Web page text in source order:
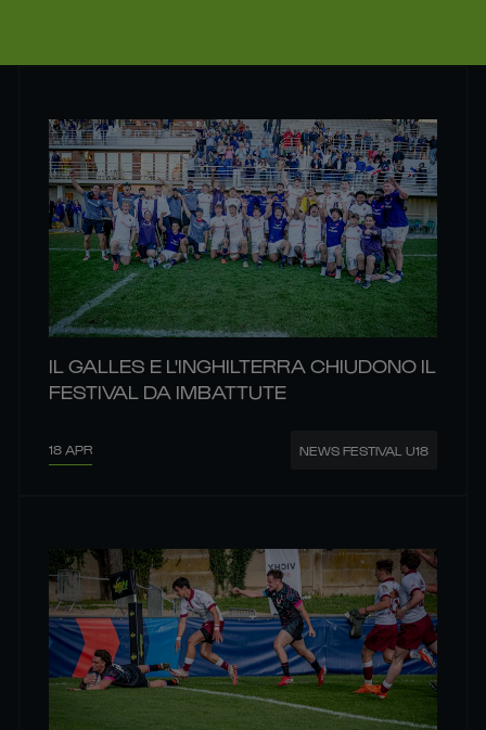
IL GALLES E L'INGHILTERRA CHIUDONO IL
FESTIVAL DA IMBATTUTE
18 APR NEWS FESTIVAL U18